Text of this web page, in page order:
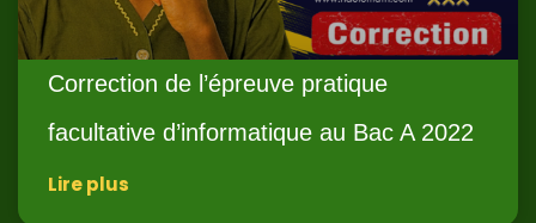
Correction de l’épreuve pratique
facultative d’informatique au Bac A 2022
Lire plus